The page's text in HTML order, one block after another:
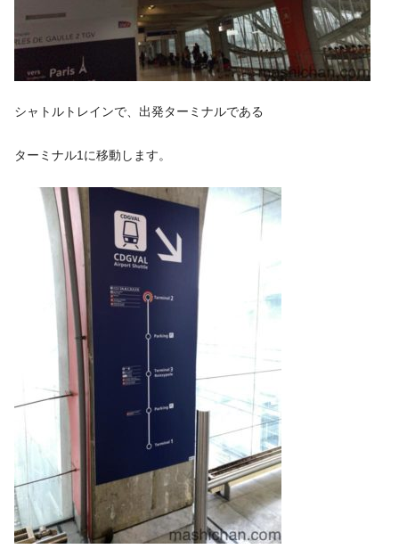
シャトルトレインで、出発ターミナルである
ターミナル1に移動します。